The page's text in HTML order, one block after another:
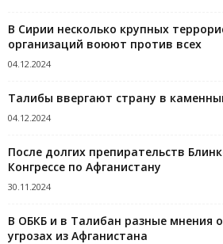
В Сирии несколько крупных
организаций воюют против всех
04.12.2024
Талибы ввергают страну в
04.12.2024
После долгих препирательств
Конгрессе по Афганистану
30.11.2024
В ОБКБ и в Талибан разные мнения
угрозах из Афганистана